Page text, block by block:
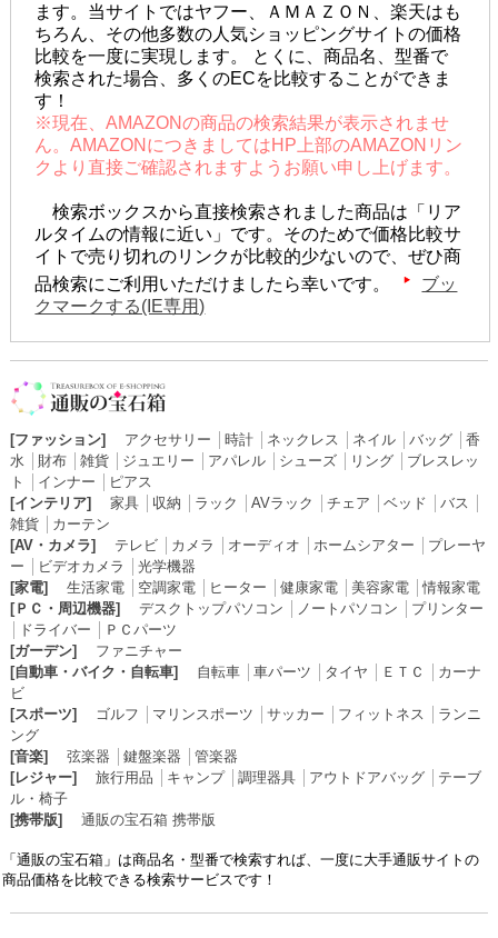
ます。当サイトではヤフー、ＡＭＡＺＯＮ、楽天はも
ちろん、その他多数の人気ショッピングサイトの価格
比較を一度に実現します。 とくに、商品名、型番で
検索された場合、多くのECを比較することができま
す！
※現在、AMAZONの商品の検索結果が表示されませ
ん。AMAZONにつきましてはHP上部のAMAZONリン
クより直接ご確認されますようお願い申し上げます。
検索ボックスから直接検索されました商品は「リア
ルタイムの情報に近い」です。そのためで価格比較サ
イトで売り切れのリンクが比較的少ないので、ぜひ商
品検索にご利用いただけましたら幸いです。
ブッ
クマークする(IE専用)
[ファッション] アクセサリー 時計│ ネックレス ネイル│ バッグ│ 香
水
財布│ 雑貨│ ジュエリー アパレル│ シューズ│ リング│ ブレスレッ
ト
インナー
ピアス
[インテリア]
家具│ 収納 ラック AVラック チェア ベッド バス
雑貨│ カーテン
[AV・カメラ]
テレビ│ カメラ オーディオ ホームシアター
プレーヤ
ー
ビデオカメラ
光学機器
[家電]
生活家電│ 空調家電│ ヒーター 健康家電│ 美容家電│情報家電
[ＰＣ・周辺機器]
デスクトップパソコン ノートパソコン
プリンター
ドライバー
ＰＣパーツ
[ガーデン]
ファニチャー
[自動車・バイク・自転車]
自転車│ 車パーツ タイヤ ＥＴＣ
カーナ
ビ
[スポーツ]
ゴルフ マリンスポーツ サッカー フィットネス
ランニ
ング
[音楽]
弦楽器 鍵盤楽器
管楽器
[レジャー]
旅行用品 キャンプ│ 調理器具│ アウトドアバッグ│ テーブ
ル・椅子
[携帯版]
通販の宝石箱 携帯版
「通販の宝石箱」は商品名・型番で検索すれば、一度に大手通販サイトの
商品価格を比較できる検索サービスです！